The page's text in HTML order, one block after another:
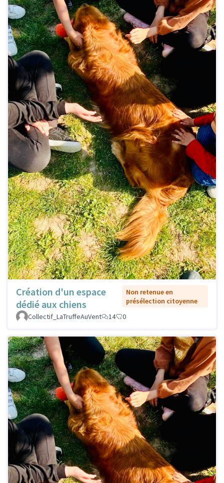
Création d'un espace
dédié aux chiens
Non retenue en
présélection citoyenne
Collectif_LaTruffeAuVent
14 0